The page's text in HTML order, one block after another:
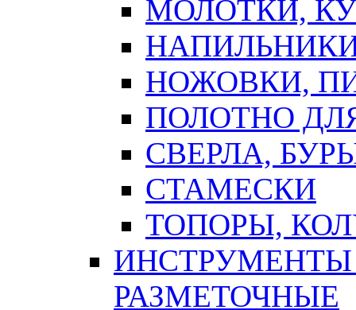
МОЛОТКИ,
НОЖОВКИ,
ПОЛОТНО
СВЕРЛА,
СТАМЕСКИ
ТОПОРЫ,
ИНСТРУМЕНТЫ
РАЗМЕТОЧНЫЕ